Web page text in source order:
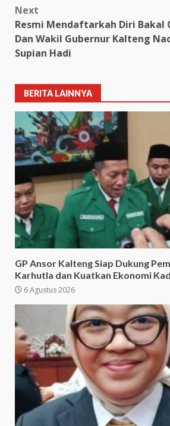
Next
Resmi Mendaftarkah Diri Bakal
Dan Wakil Gubernur Kalteng
Supian Hadi
BERITA LAINNYA
GP Ansor Kalteng Siap Dukung
Karhutla dan Kuatkan Ekonomi
6 Agustus 2026